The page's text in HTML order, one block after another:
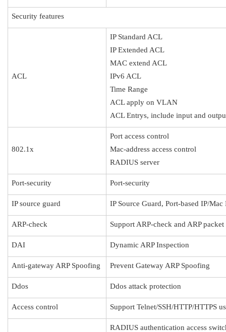
Security features
ACL
IP Standard ACL
IP Extended ACL
MAC extend ACL
IPv6 ACL
Time Range
ACL apply on VLAN
ACL Entrys, include input and
802.1x
Port access control
Mac-address access control
RADIUS server
Port-security Port-security
IP source guard IP Source Guard, Port-based IP/
ARP-check Support ARP-check and ARP
DAI Dynamic ARP Inspection
Anti-gateway ARP Spoofing Prevent Gateway ARP Spoofing
Ddos Ddos attack protection
Access control Support Telnet/SSH/HTTP/HTTPS
RADIUS authentication access